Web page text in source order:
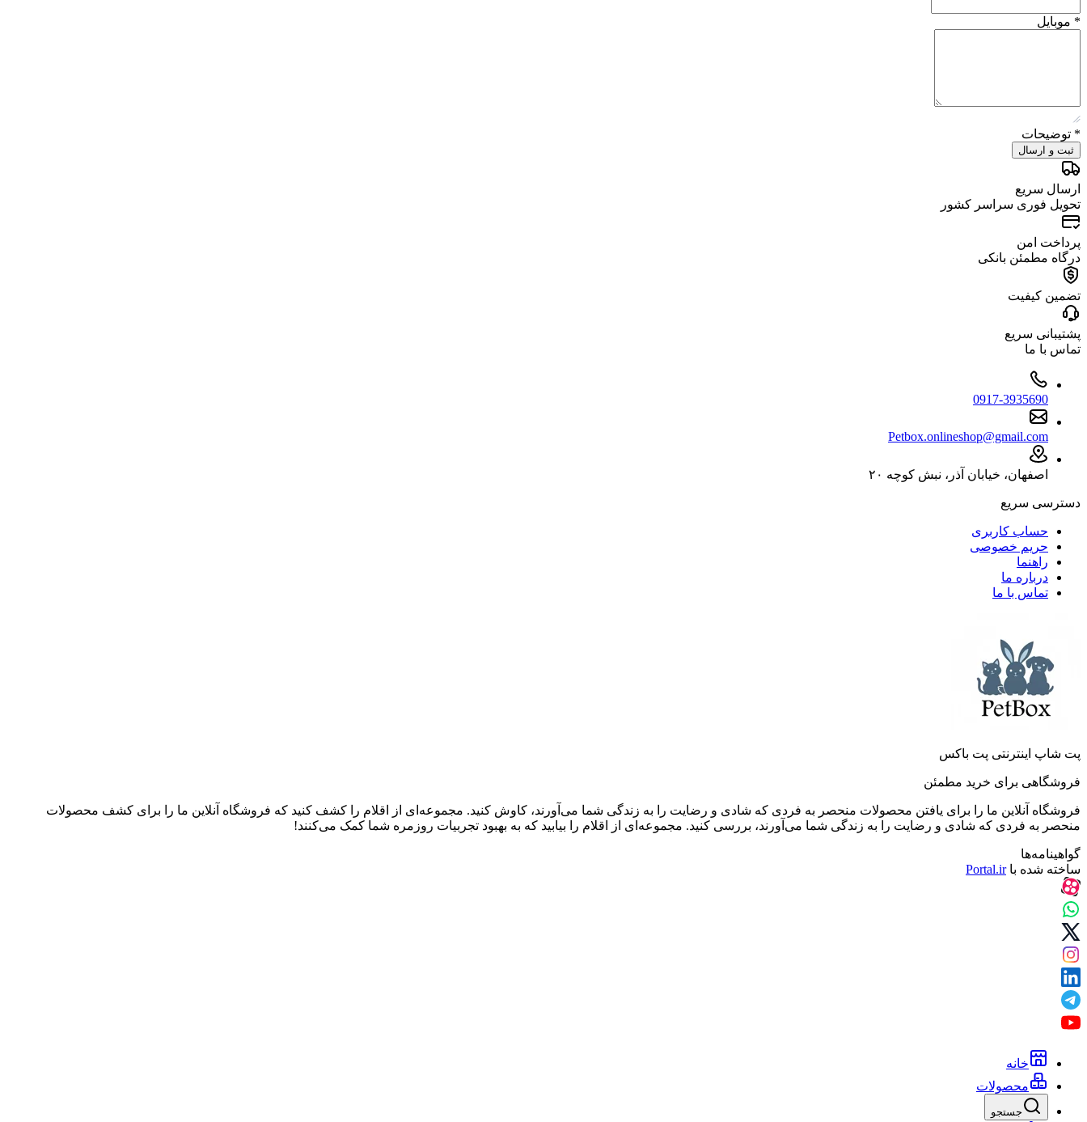
* موبایل
* توضیحات
ثبت و ارسال
ارسال سریع
تحویل فوری سراسر کشور
پرداخت امن
درگاه مطمئن بانکی
تضمین کیفیت
پشتیبانی سریع
تماس با ما
0917-3935690
Petbox.onlineshop@gmail.com
اصفهان، خیابان آذر، نبش کوچه ۲۰
دسترسی سریع
حساب کاربری
حریم خصوصی
راهنما
درباره ما
تماس با ما
پت شاپ اینترنتی پت باکس
فروشگاهی برای خرید مطمئن
فروشگاه آنلاین ما را برای یافتن محصولات منحصر به فردی که شادی و رضایت را به زندگی شما می‌آورند، کاوش کنید. مجموعه‌ای از اقلام را کشف کنید که فروشگاه آنلاین ما را برای کشف محصولات
منحصر به فردی که شادی و رضایت را به زندگی شما می‌آورند، بررسی کنید. مجموعه‌ای از اقلام را بیابید که به بهبود تجربیات روزمره شما کمک می‌کنند!
گواهینامه‌ها
ساخته شده باPortal.ir
خانه
محصولات
جستجو